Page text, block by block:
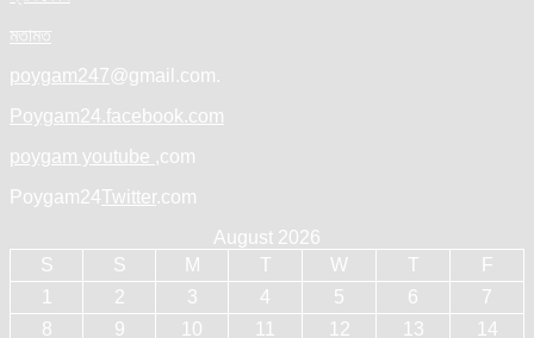
মতামত
poygam247@gmail.com.
Poygam24.facebook.com
poygam youtube ,com
Poygam24Twitter.com
August 2026
S
S M T W T
F
1
2 3 4 5 6
7
8
9 10 11 12 13 14